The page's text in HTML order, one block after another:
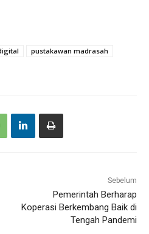
pustakawan madrasah
Sebelum
Pemerintah Berharap
Koperasi Berkembang Baik di
Tengah Pandemi